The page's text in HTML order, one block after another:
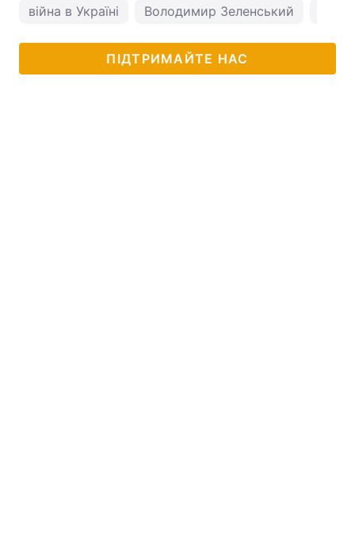
війна в Україні Володимир Зеленський
ПІДТРИМАЙТЕ НАС